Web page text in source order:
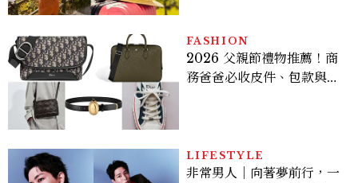
FASHION
2026 父親節禮物推薦！商
務爸爸必收皮件、包款與鞋
LIFESTYLE
非常男人｜向著夢前行，一